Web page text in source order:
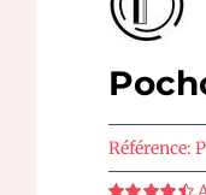
Référence: